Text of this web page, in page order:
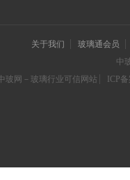
关于我们
玻璃通会员
中
玻网－玻璃行业可信网站
ICP